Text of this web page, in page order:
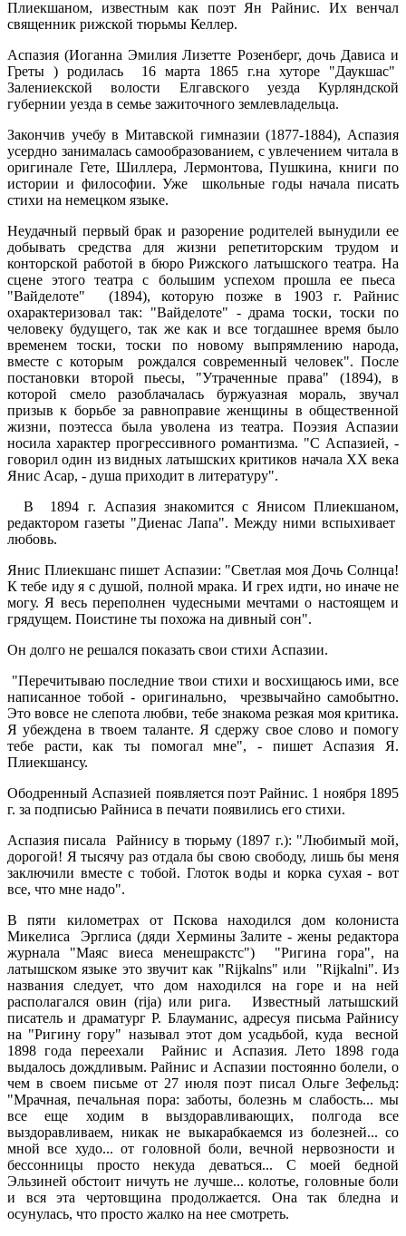
Плиекшаном, известным как поэт Ян Райнис. Их венчал
священник рижской тюрьмы Келлер.
Аспазия (Иоганна Эмилия Лизетте Розенберг, дочь Дависа и
Греты ) родилась 16 марта 1865 г.на хуторе "Даукшас"
Залениекской волости Елгавского уезда Курляндской
губернии уезда в семье зажиточного землевладельца.
Закончив учебу в Митавской гимназии (1877-1884), Аспазия
усердно занималась самообразованием, с увлечением читала в
оригинале Гете, Шиллера, Лермонтова, Пушкина, книги по
истории и философии. Уже школьные годы начала писать
стихи на немецком языке.
Неудачный первый брак и разорение родителей вынудили ее
добывать средства для жизни репетиторским трудом и
конторской работой в бюро Рижского латышского театра. На
сцене этого театра с большим успехом прошла ее пьеса
"Вайделоте" (1894), которую позже в 1903 г. Райнис
охарактеризовал так: "Вайделоте" - драма тоски, тоски по
человеку будущего, так же как и все тогдашнее время было
временем тоски, тоски по новому выпрямлению народа,
вместе с которым рождался современный человек". После
постановки второй пьесы, "Утраченные права" (1894), в
которой смело разоблачалась буржуазная мораль, звучал
призыв к борьбе за равноправие женщины в общественной
жизни, поэтесса была уволена из театра. Поэзия Аспазии
носила характер прогрессивного романтизма. "С Аспазией, -
говорил один из видных латышских критиков начала ХХ века
Янис Асар, - душа приходит в литературу".
В 1894 г. Аспазия знакомится с Янисом Плиекшаном,
редактором газеты "Диенас Лапа". Между ними вспыхивает
любовь.
Янис Плиекшанс пишет Аспазии: "Светлая моя Дочь Солнца!
К тебе иду я с душой, полной мрака. И грех идти, но иначе не
могу. Я весь переполнен чудесными мечтами о настоящем и
грядущем. Поистине ты похожа на дивный сон".
Он долго не решался показать свои стихи Аспазии.
"Перечитываю последние твои стихи и восхищаюсь ими, все
написанное тобой - оригинально, чрезвычайно самобытно.
Это вовсе не слепота любви, тебе знакома резкая моя критика.
Я убеждена в твоем таланте. Я сдержу свое слово и помогу
тебе расти, как ты помогал мне", - пишет Аспазия Я.
Плиекшансу.
Ободренный Аспазией появляется поэт Райнис. 1 ноября 1895
г. за подписью Райниса в печати появились его стихи.
Аспазия писала Райнису в тюрьму (1897 г.): "Любимый мой,
дорогой! Я тысячу раз отдала бы свою свободу, лишь бы меня
заключили вместе с тобой. Глоток воды и корка сухая - вот
все, что мне надо".
В пяти километрах от Пскова находился дом колониста
Микелиса Эрглиса (дяди Хермины Залите - жены редактора
журнала "Маяс виеса менешракстс") "Ригина гора", на
латышском языке это звучит как "Rijkalns" или "Rijkalni". Из
названия следует, что дом находился на горе и на ней
располагался овин (rija) или рига. Известный латышский
писатель и драматург Р. Блауманис, адресуя письма Райнису
на "Ригину гору" называл этот дом усадьбой, куда весной
1898 года переехали Райнис и Аспазия. Лето 1898 года
выдалось дождливым. Райнис и Аспазии постоянно болели, о
чем в своем письме от 27 июля поэт писал Ольге Зефельд:
"Мрачная, печальная пора: заботы, болезнь м слабость... мы
все еще ходим в выздоравливающих, полгода все
выздоравливаем, никак не выкарабкаемся из болезней... со
мной все худо... от головной боли, вечной нервозности и
бессонницы просто некуда деваться... С моей бедной
Эльзиней обстоит ничуть не лучше... колотье, головные боли
и вся эта чертовщина продолжается. Она так бледна и
осунулась, что просто жалко на нее смотреть.